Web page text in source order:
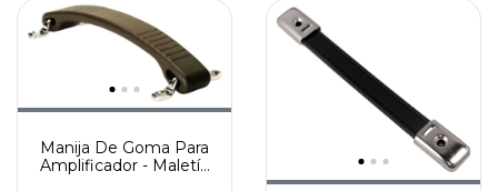
Manija De Goma Para
Amplificador - Maletín